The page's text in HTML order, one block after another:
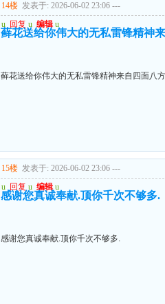
14楼 发表于: 2026-06-02 23:06 ---
u 回复 u 编辑 u
藓花送给你伟大的无私雷锋精神
藓花送给你伟大的无私雷锋精神来自四面八
15楼 发表于: 2026-06-02 23:06 ---
u 回复 u 编辑 u
感谢您真诚奉献.顶你千次不够多.
感谢您真诚奉献.顶你千次不够多.